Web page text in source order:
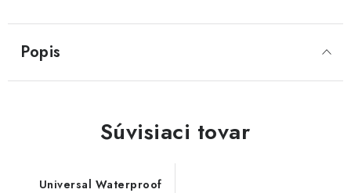
Popis
Súvisiaci tovar
Universal Waterproof